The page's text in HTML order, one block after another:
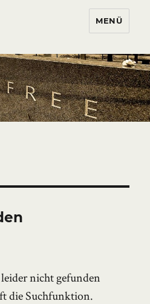
MENÜ
nicht gefunden
die Suchfunktion.